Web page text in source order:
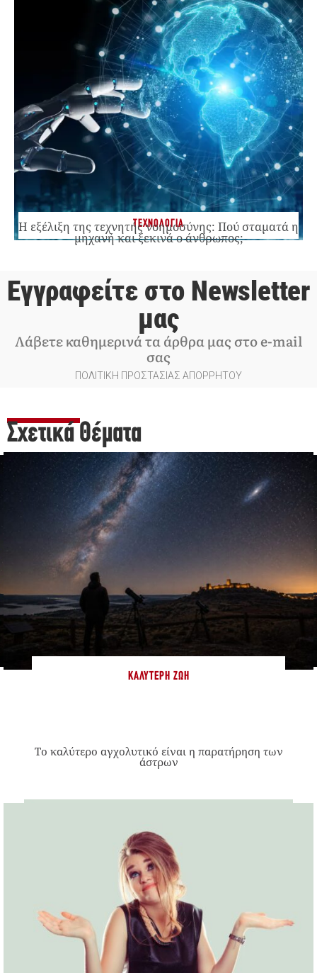
ΤΕΧΝΟΛΟΓΙΑ
Η εξέλιξη της τεχνητής νοημοσύνης: Πού σταματά η
μηχανή και ξεκινά ο άνθρωπος;
Εγγραφείτε στο Newsletter
μας
Λάβετε καθημερινά τα άρθρα μας στο e-mail
σας
ΠΟΛΙΤΙΚΗ ΠΡΟΣΤΑΣΙΑΣ ΑΠΟΡΡΗΤΟΥ
Σχετικά Θέματα
ΚΑΛΎΤΕΡΗ ΖΩΉ
Το καλύτερο αγχολυτικό είναι η παρατήρηση των
άστρων